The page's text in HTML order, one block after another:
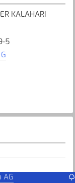
KALAHARI
5
AG